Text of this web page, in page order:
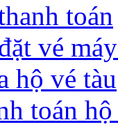
toán
vé
hộ vé tàu
toán hộ